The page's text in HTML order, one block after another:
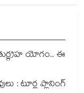
యోగం.. ఈ
: టూర్ల ప్లానింగ్